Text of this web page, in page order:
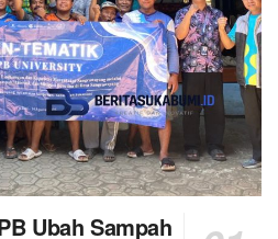
Ubah Sampah